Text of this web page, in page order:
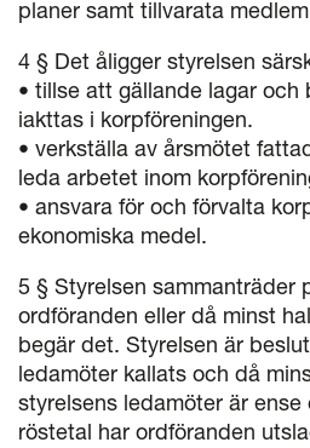
planer samt tillvarata
4 § Det åligger styrelsen
• tillse att gällande lagar och
iakttas i korpföreningen.
• verkställa av årsmötet
leda arbetet inom
• ansvara för och förvalta
ekonomiska medel.
5 § Styrelsen sammanträder
ordföranden eller då minst
begär det. Styrelsen är
ledamöter kallats och då
styrelsens ledamöter är
röstetal har ordföranden